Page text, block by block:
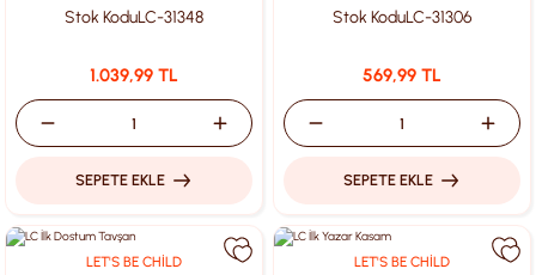
Stok KoduLC-31348
1.039,99 TL
SEPETE EKLE
Stok KoduLC-31306
569,99 TL
SEPETE EKLE
LET'S BE CHİLD LET'S BE CHİLD